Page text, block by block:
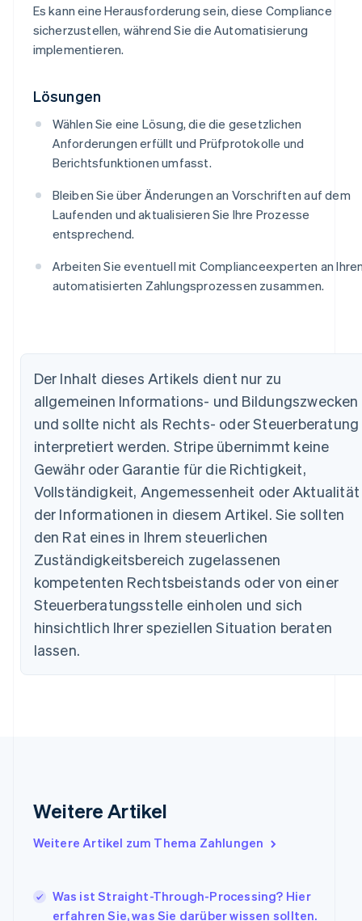
Es kann eine Herausforderung sein, diese Compliance
sicherzustellen, während Sie die Automatisierung
implementieren.
Lösungen
Wählen Sie eine Lösung, die die gesetzlichen
Anforderungen erfüllt und Prüfprotokolle und
Berichtsfunktionen umfasst.
Bleiben Sie über Änderungen an Vorschriften auf dem
Laufenden und aktualisieren Sie Ihre Prozesse
entsprechend.
Arbeiten Sie eventuell mit Complianceexperten an
automatisierten Zahlungsprozessen zusammen.
Der Inhalt dieses Artikels dient nur zu
allgemeinen Informations- und Bildungszwecken
und sollte nicht als Rechts- oder Steuerberatung
interpretiert werden. Stripe übernimmt keine
Gewähr oder Garantie für die Richtigkeit,
Vollständigkeit, Angemessenheit oder Aktualität
der Informationen in diesem Artikel. Sie sollten
den Rat eines in Ihrem steuerlichen
Zuständigkeitsbereich zugelassenen
kompetenten Rechtsbeistands oder von einer
Steuerberatungsstelle einholen und sich
hinsichtlich Ihrer speziellen Situation beraten
lassen.
Weitere Artikel
Weitere Artikel zum Thema Zahlungen
Was ist Straight-Through-Processing? Hier
erfahren Sie, was Sie darüber wissen sollten.
Australien
English
NederlandsFrançaisDeutschEnglish
Brasilien
PortuguêsEnglish
Bulgarien
English
Dänemark
Deutschland
DeutschEnglish
Estland
English
Festlandchina
简体中文English
English
Frankreich
Irland
Italien
日本語 English
Kanada